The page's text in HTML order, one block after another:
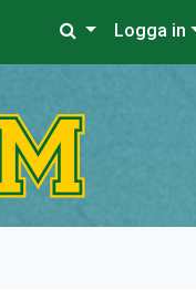
Logga in